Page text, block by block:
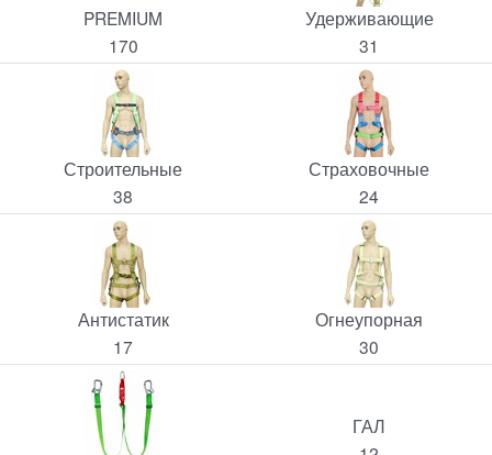
PREMIUM
170
Удерживающие
31
Строительные
38
Страховочные
24
Антистатик
17
Огнеупорная
30
ГАЛ